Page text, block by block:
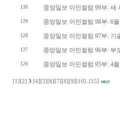
130 중앙일보 이민컬럼 99부: 새
129 중앙일보 이민컬럼 98부: 6
128 중앙일보 이민컬럼 97부: 기
127 중앙일보 이민컬럼 96부: 부
126 중앙일보 이민컬럼 95부: 4
[1] [2] 3 [4] [5] [6] [7] [8] [9] [10] [15]